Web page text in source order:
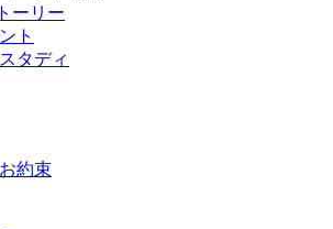
ーリー
ト
タディ
約束